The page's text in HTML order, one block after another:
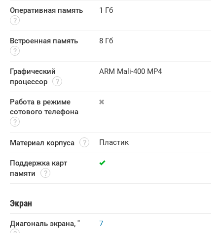
Оперативная память 1 Гб
Встроенная память 8 Гб
Графический
процессор
ARM Mali-400 MP4
Работа в режиме
сотового телефона
Материал корпуса Пластик
Поддержка карт
памяти
Экран
Диагональ экрана, " 7